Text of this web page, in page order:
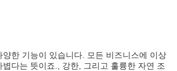
양한 기능이 있습니다. 모든 비즈니스에 이상
다는 뜻이죠., 강한, 그리고 훌륭한 자연 조